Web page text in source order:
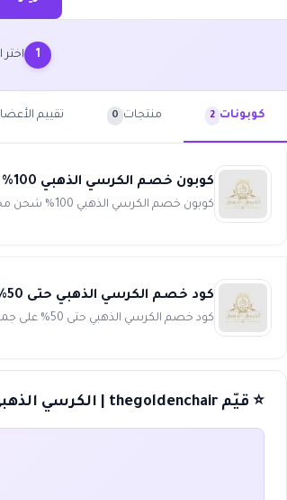
1
كوبونات 2 منتجات 0 تقييم
كوبون خصم الكرسي الذهبي 100% شحن مجاني لكافة دول الخليج thegoldenchair
كوبون خصم الكرسي الذهبي 100% شحن مجاني لكافة دول الخليج توجد مزايا متعددة للتسوق من موقع الكرسي الذهبي وتفعيل...
كود خصم الكرسي الذهبي حتى 50% على جميع المنتجات حصريا لفترة محدودة thegoldenchair
كود خصم الكرسي الذهبي حتى 50% على جميع المنتجات حصريا لفترة محدودة لا تزال الفرصة أمامك لتحصل على مزيد من الت...
⭐ قيّم thegoldenchair | الكرسي الذهبي